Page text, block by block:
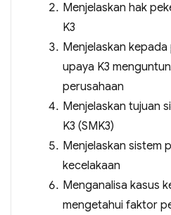
Menjelaskan hak
K3
Menjelaskan
upaya K3
perusahaan
Menjelaskan tujuan
K3 (SMK3)
Menjelaskan sistem
kecelakaan
Menganalisa kasus
mengetahui faktor